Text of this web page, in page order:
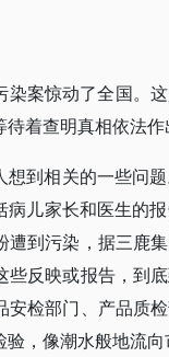
染案惊动了全国。
着查明真相依法作
想到相关的一些问
病儿家长和医生的
遭到污染，据三鹿
些反映或报告，到
安检部门、产品质
，像潮水般地流向